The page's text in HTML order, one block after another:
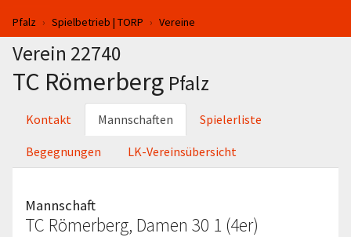
Sie sind hier:
Pfalz Spielbetrieb | TORP Vereine
Verein 22740
TC Römerberg Pfalz
Kontakt Mannschaften Spielerliste
Begegnungen LK-Vereinsübersicht
Mannschaft
TC Römerberg, Damen 30 1 (4er)